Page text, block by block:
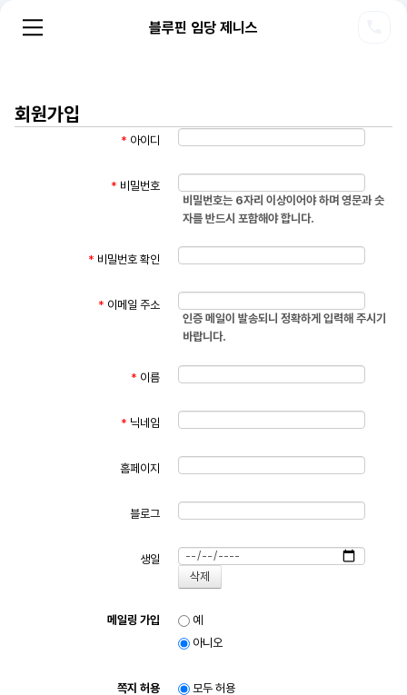
블루핀 임당 제니스
회원가입
* 아이디
* 비밀번호
비밀번호는 6자리 이상이어야 하며 영문과 숫
자를 반드시 포함해야 합니다.
* 비밀번호 확인
* 이메일 주소
인증 메일이 발송되니 정확하게 입력해 주시기
바랍니다.
* 이름
* 닉네임
홈페이지
블로그
생일
메일링 가입
예
아니오
쪽지 허용
모두 허용